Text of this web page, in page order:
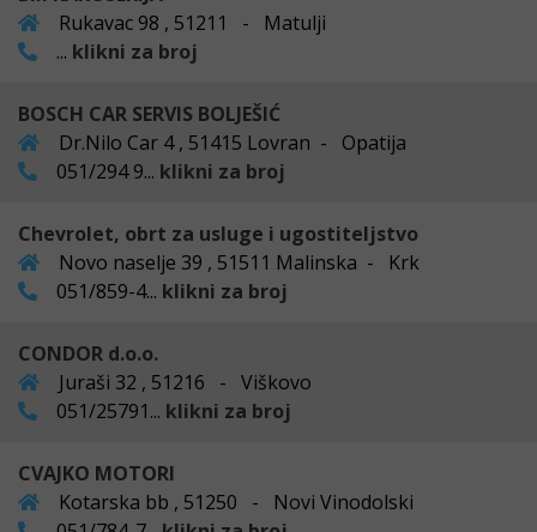
Rukavac 98 , 51211 - Matulji
... klikni za broj
BOSCH CAR SERVIS BOLJEŠIĆ
Dr.Nilo Car 4 , 51415 Lovran - Opatija
051/294 9... klikni za broj
Chevrolet, obrt za usluge i ugostiteljstvo
Novo naselje 39 , 51511 Malinska - Krk
051/859-4... klikni za broj
CONDOR d.o.o.
Juraši 32 , 51216 - Viškovo
051/25791... klikni za broj
CVAJKO MOTORI
Kotarska bb , 51250 - Novi Vinodolski